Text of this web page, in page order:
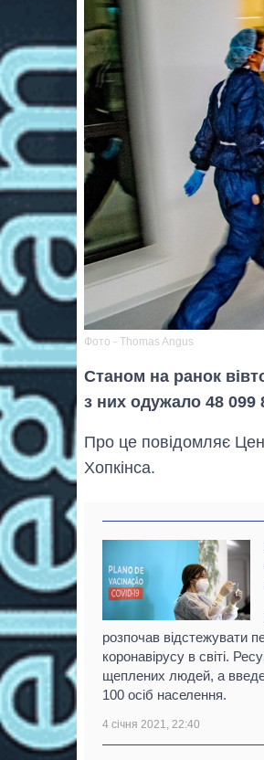
Фото - Thomas Angus
Станом на ранок
з них одужало 48 099
Про це повідомляє
Хопкінса.
розпочав відстежувати
коронавірусу в світі.
щеплених людей, а
100 осіб населення.
4 січня 2021, 22:40